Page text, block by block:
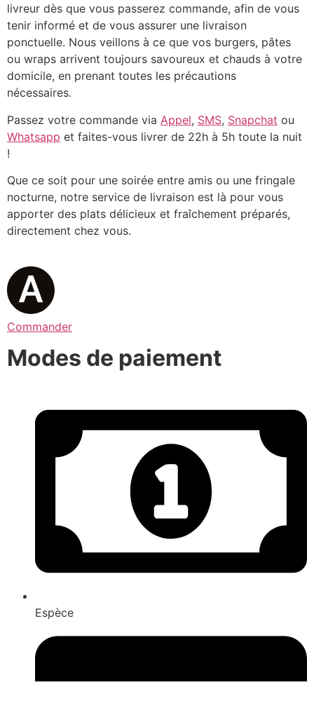
livreur dès que vous passerez commande, afin de vous
tenir informé et de vous assurer une livraison
ponctuelle. Nous veillons à ce que vos burgers, pâtes
ou wraps arrivent toujours savoureux et chauds à votre
domicile, en prenant toutes les précautions
nécessaires.
Passez votre commande via Appel, SMS, Snapchat ou
Whatsapp et faites-vous livrer de 22h à 5h toute la nuit
!
Que ce soit pour une soirée entre amis ou une fringale
nocturne, notre service de livraison est là pour vous
apporter des plats délicieux et fraîchement préparés,
directement chez vous.
Commander
Modes de paiement
Espèce